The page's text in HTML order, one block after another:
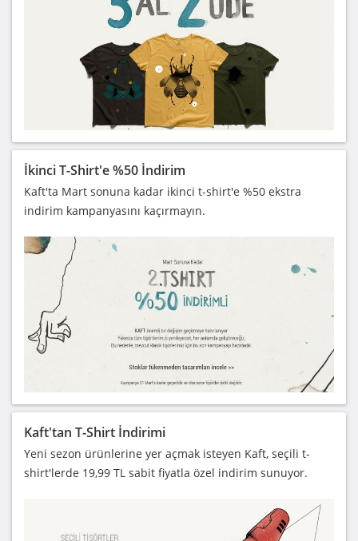
İkinci T-Shirt'e %50 İndirim
Kaft'ta Mart sonuna kadar ikinci t-shirt'e %50 ekstra
indirim kampanyasını kaçırmayın.
Kaft'tan T-Shirt İndirimi
Yeni sezon ürünlerine yer açmak isteyen Kaft, seçili t-
shirt'lerde 19,99 TL sabit fiyatla özel indirim sunuyor.